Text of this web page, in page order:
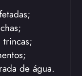
trincas;
de água.